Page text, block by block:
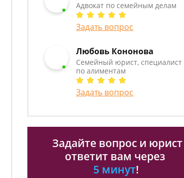
Адвокат по семейным делам
Задать вопрос
Любовь Кононова
Семейный юрист, специалист
по алиментам
Задать вопрос
Задайте вопрос и юрист
ответит вам через
5 минут!